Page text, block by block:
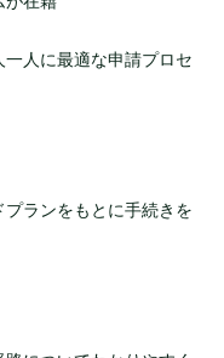
人に最適な申請プロセ
ランをもとに手続きを